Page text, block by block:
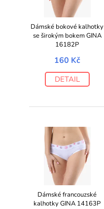
Dámské bokové kalhotky
se širokým bokem GINA
16182P
160 Kč
DETAIL
Dámské francouzské
kalhotky GINA 14163P